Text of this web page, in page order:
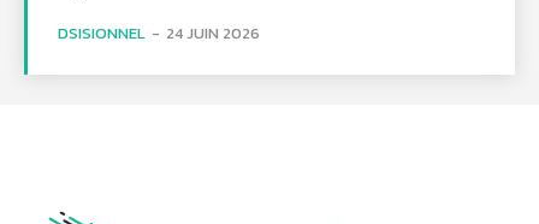
DSISIONNEL - 24 JUIN 2026